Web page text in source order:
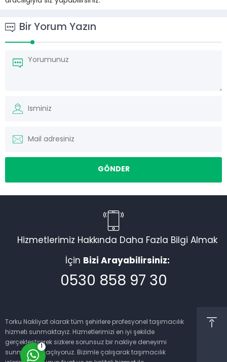
Bir Yorum Yazın
Hizmetlerimiz Hakkında Daha Fazla Bilgi Almak
İçin Bizi Arayabilirsiniz:
0530 858 97 30
Torku Nakliyat olarak tüm şehirlere profesyonel taşımacılık
hizmeti sunmaktayız. Hizmetlerimizi en iyi şekilde
gerçekleştirerek sizkere sorunsuz bir nakliye deneyimi
sunmayı amaçlıyoruz. Bizimle çalışarak taşımacılık